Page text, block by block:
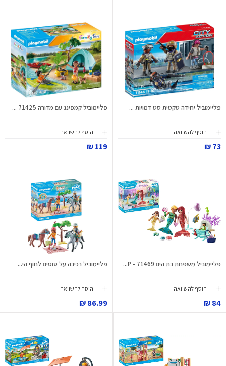
פליימוביל יחידה טקטית סט דמויות ...
הוסף להשוואה
73 ₪
פליימוביל קמפינג עם מדורה 71425 ...
הוסף להשוואה
119 ₪
פליימוביל משפחת בת הים 71469 - P...
הוסף להשוואה
84 ₪
פליימוביל רכיבה על סוסים לחוף הי...
הוסף להשוואה
86.99 ₪